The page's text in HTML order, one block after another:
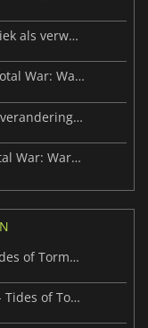
De kampioen van Tzeentch is even uniek als verwacht in Total War: Warhammer III
Kampioenen van Chaos komen naar Total War: Warhammer III
Immortal Empires brengt deze zomer veranderingen in Total War: Warhammer III
Denuvo veroorzaakt problemen bij Total War: Warhammer III
De opkomst van de bedrieger: Sayl, Tides of Torment
Total War: WARHAMMER III - Dechala - Tides of Torment arriveert